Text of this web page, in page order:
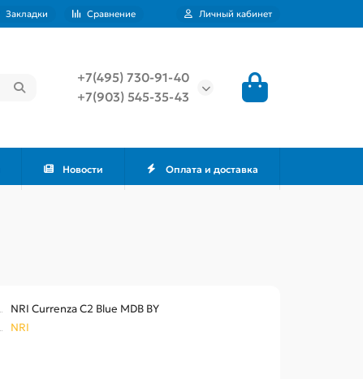
Закладки Сравнение Личный кабинет
+7(495) 730-91-40
+7(903) 545-35-43
Новости Оплата и доставка
NRI Currenza C2 Blue MDB BY
NRI